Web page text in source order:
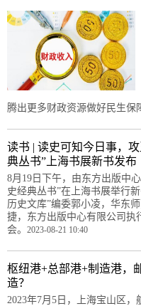
腾出更多财政资源做好民生保
读书 | 读史可知今日事，
典丛书”上海书展新书发布
8月19日下午，由东方出版中
史经典丛书”在上海书展举行
历史文库”编委郭小凌，华东
捷，东方出版中心有限公司执
会。 2023-08-21 10:40
枢纽港+总部港+制造港，
造？
2023年7月5日，上海宝山区